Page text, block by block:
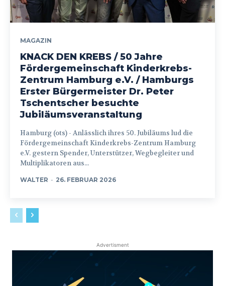
MAGAZIN
KNACK DEN KREBS / 50 Jahre
Fördergemeinschaft Kinderkrebs-
Zentrum Hamburg e.V. / Hamburgs
Erster Bürgermeister Dr. Peter
Tschentscher besuchte
Jubiläumsveranstaltung
Hamburg (ots) - Anlässlich ihres 50. Jubiläums lud die
Fördergemeinschaft Kinderkrebs-Zentrum Hamburg
e.V. gestern Spender, Unterstützer, Wegbegleiter und
Multiplikatoren aus...
WALTER - 26. FEBRUAR 2026
Advertisment